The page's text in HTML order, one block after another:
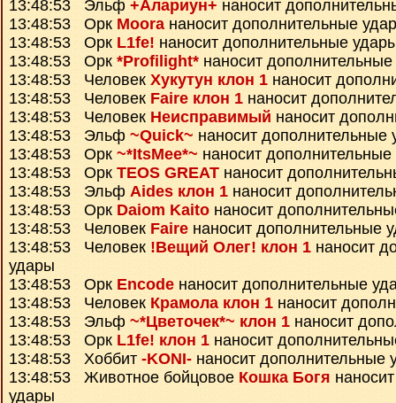
13:48:53 Эльф +Алариун+ наносит
13:48:53 Орк Mooraнаносит дополнительные
13:48:53 Орк L1fe! наносит дополнительные
13:48:53 Орк *Profilight* наносит
13:48:53 Человек Хукутун клон 1 наносит
13:48:53 Человек Faire клон 1 наносит
13:48:53 Человек Неисправимый наносит
13:48:53 Эльф ~Quick~ наносит дополнительные
13:48:53 Орк ~*ItsMee*~ наносит
13:48:53 Орк TEOS GREAT наносит
13:48:53 Эльф Aides клон 1 наносит
13:48:53 Орк Daiom Kaito наносит
13:48:53 Человек Faire наносит дополнительные
13:48:53 Человек !Вещий Олег! клон 1 наносит
удары
13:48:53 Орк Encode наносит дополнительные
13:48:53 Человек Крамола клон 1 наносит
13:48:53 Эльф ~*Цветочек*~ клон 1 наносит
13:48:53 Орк L1fe! клон 1 наносит
13:48:53 Хоббит -KONI- наносит дополнительные
13:48:53 Животное бойцовое Кошка Богя
удары